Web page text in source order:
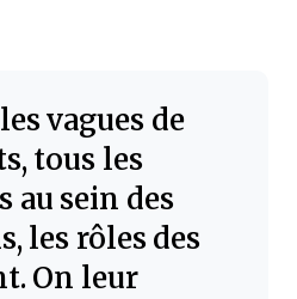
vagues de
tous les
au sein des
les rôles des
On leur